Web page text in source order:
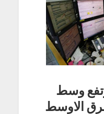
وسط
الاوسط